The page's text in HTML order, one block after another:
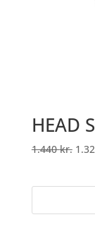
HEAD
1.440kr.